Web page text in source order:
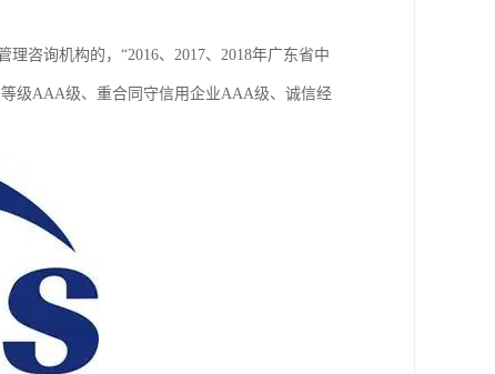
咨询机构的，“2016、2017、2018年广东省中
级AAA级、重合同守信用企业AAA级、诚信经